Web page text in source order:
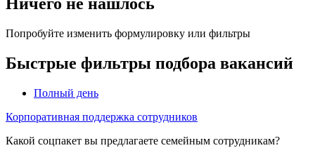
Попробуйте изменить формулировку или фильтры
Быстрые фильтры подбора вакансий
Полный день
Корпоративная поддержка сотрудников
Какой соцпакет вы предлагаете семейным сотрудникам?